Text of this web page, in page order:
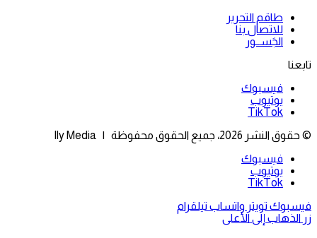
طاقم التحرير
للاتصال بنا
الجَســور
تابعنا
فيسبوك
يوتيوب
‫TikTok
© حقوق النشر 2026، جميع الحقوق محفوظة | Ily Media
فيسبوك
يوتيوب
‫TikTok
فيسبوك تويتر واتساب تيلقرام
زر الذهاب إلى الأعلى